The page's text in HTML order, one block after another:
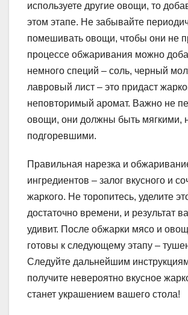
используете другие овощи, то
этом этапе. Не забывайте
помешивать овощи, чтобы они не
процессе обжаривания можно
немного специй – соль, черный
лавровый лист – это придаст
неповторимый аромат. Важно не
овощи, они должны быть мягкими,
подгоревшими.
Правильная нарезка и
ингредиентов – залог вкусного и
жаркого. Не торопитесь, уделите
достаточно времени, и результат
удивит. После обжарки мясо и
готовы к следующему этапу –
Следуйте дальнейшим
получите невероятно вкусное
станет украшением вашего стола!